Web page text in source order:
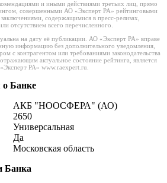
и иными действиями третьих лиц, прямо
совершенными АО «Эксперт РА» рейтинговыми
содержащимися в пресс-релизах,
отсутствием всего перечисленного.
на дату её публикации. АО «Эксперт РА» вправе
информацию без дополнительного уведомления,
с контрагентом или требованиями законодательства
актуальное состояние рейтинга, является
РА» www.raexpert.ru.
Банке
АКБ "НООСФЕРА" (АО)
2650
Универсальная
Да
Московская область
Банка